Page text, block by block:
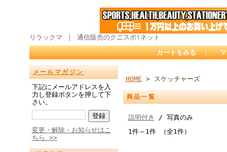
リラックマ ｜ 通信販売のクニスポ!ネット
カートをみる ｜
メールマガジン
下記にメールアドレスを入
力し登録ボタンを押して下
さい。
変更・解除・お知らせはこ
ちら >>
HOME > スケッチャーズ
商品一覧
説明付き
/ 写真のみ
1件～1件 （全1件）